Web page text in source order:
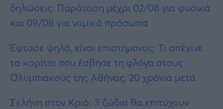
δηλώσεις: Παράταση μέχρι 02/08 για φυσικά
και 09/08 για νομικά πρόσωπα
Έφτασε ψηλά, είναι επιστήμονας: Tι απέγινε
το κορίτσι που έσβησε τη φλόγα στους
Ολυμπιακούς της Αθήνας, 20 χρόνια μετά
Σελήνη στον Κριό: 3 ζώδια θα επιτύχουν